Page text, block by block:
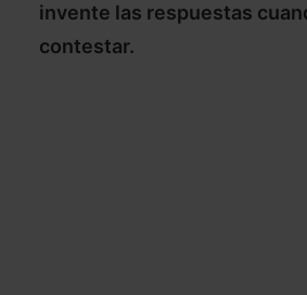
invente las respuestas
contestar.